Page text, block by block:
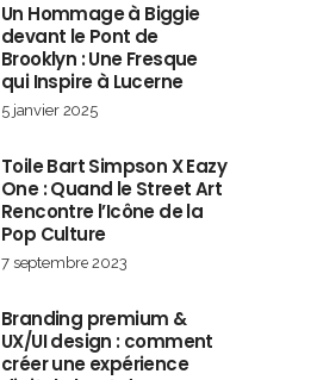
Un Hommage à Biggie
devant le Pont de
Brooklyn : Une Fresque
qui Inspire à Lucerne
5 janvier 2025
Toile Bart Simpson X Eazy
One : Quand le Street Art
Rencontre l’Icône de la
Pop Culture
7 septembre 2023
Branding premium &
UX/UI design : comment
créer une expérience